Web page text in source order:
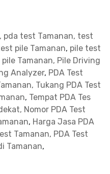
pda test Tamanan, test
pile Tamanan, pile test
Tamanan, Pile Driving
Analyzer, PDA Test
Tukang PDA Test
, Tempat PDA Tes
Nomor PDA Test
, Harga Jasa PDA
Tamanan, PDA Test
Tamanan,